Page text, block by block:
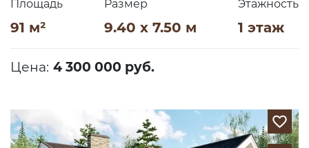
Площадь
91 м²
Размер
9.40 x 7.50 м
Этажность
1 этаж
Цена: 4 300 000 руб.